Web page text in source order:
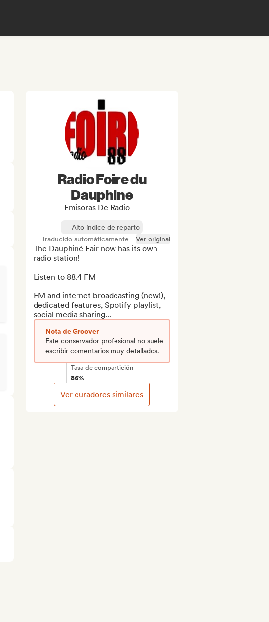
Radio Foire du
Dauphine
Emisoras De Radio
Alto índice de reparto
Traducido automáticamente
Ver original
The Dauphiné Fair now has its own
radio station!
Listen to 88.4 FM
FM and internet broadcasting (new!),
dedicated features, Spotify playlist,
social media sharing...
Nota de Groover
Este conservador profesional no suele
escribir comentarios muy detallados.
Tasa de compartición
86%
Ver curadores similares